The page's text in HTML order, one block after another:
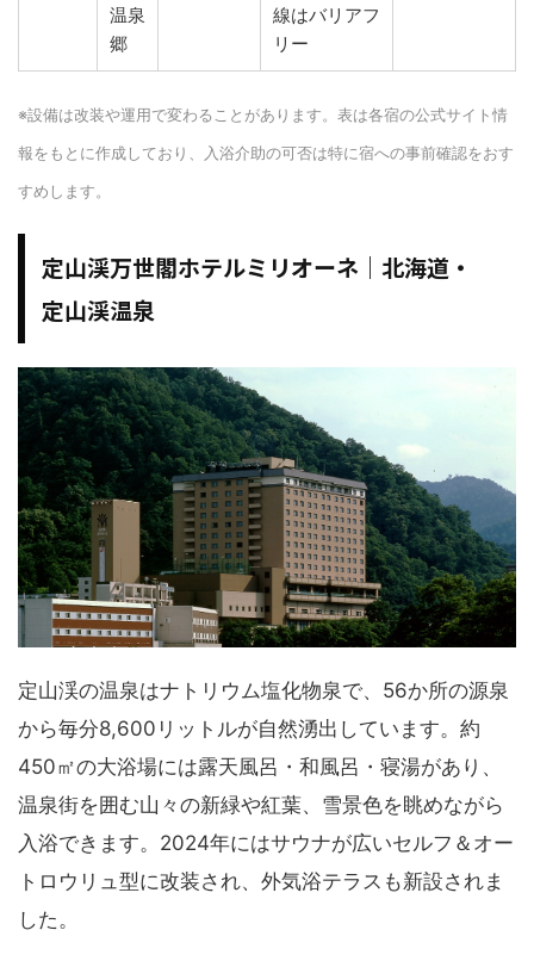
温泉
郷
線はバリアフ
リー
※設備は改装や運用で変わることがあります。表は各宿の公式サイト情
報をもとに作成しており、入浴介助の可否は特に宿への事前確認をおす
すめします。
定山渓万世閣ホテルミリオーネ｜北海道・
定山渓温泉
定山渓の温泉はナトリウム塩化物泉で、56か所の源泉
から毎分8,600リットルが自然湧出しています。約
450㎡の大浴場には露天風呂・和風呂・寝湯があり、
温泉街を囲む山々の新緑や紅葉、雪景色を眺めながら
入浴できます。2024年にはサウナが広いセルフ＆オー
トロウリュ型に改装され、外気浴テラスも新設されま
した。